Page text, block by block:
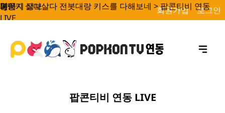
BJ밍키 살다살다 전봇대랑 키스를 다해보네 > 팝콘티비 연동
LIVE
회원가입 로그인
팝콘티비 연동 LIVE
페이지 정보
본문